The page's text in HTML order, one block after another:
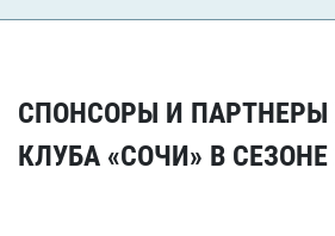
СПОНСОРЫ И ПАРТНЕРЫ
КЛУБА «СОЧИ» В СЕЗОНЕ